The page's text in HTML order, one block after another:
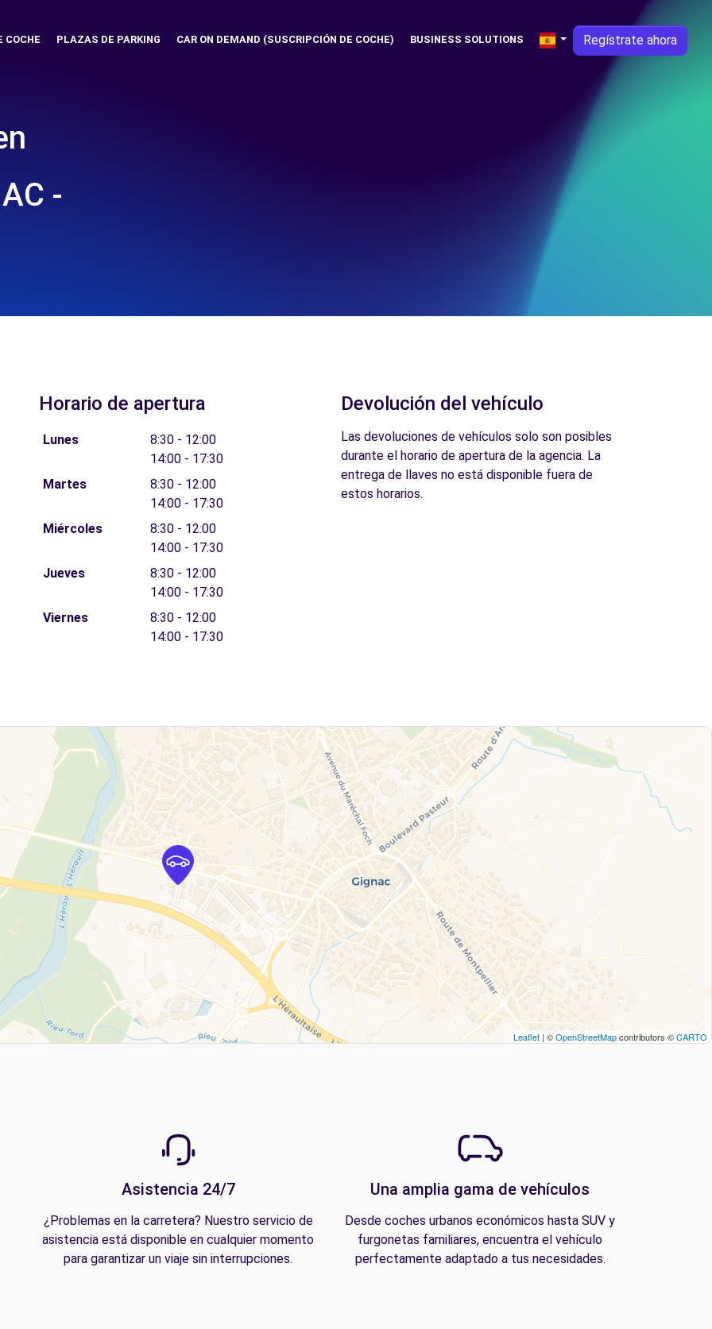
COCHE PLAZAS DE PARKING CAR ON DEMAND (SUSCRIPCIÓN DE COCHE) BUSINESS SOLUTIONS Regístrate ahora
-
Horario de apertura
Lunes
8:30 - 12:00
14:00 - 17:30
Martes
8:30 - 12:00
14:00 - 17:30
Miércoles
8:30 - 12:00
14:00 - 17:30
Jueves
8:30 - 12:00
14:00 - 17:30
Viernes
8:30 - 12:00
14:00 - 17:30
Devolución del vehículo
Las devoluciones de vehículos solo son posibles
durante el horario de apertura de la agencia. La
entrega de llaves no está disponible fuera de
estos horarios.
Leaflet | ©OpenStreetMapcontributors ©CARTO
Asistencia 24/7
¿Problemas en la carretera? Nuestro servicio de
asistencia está disponible en cualquier momento
para garantizar un viaje sin interrupciones.
Una amplia gama de vehículos
Desde coches urbanos económicos hasta SUV y
furgonetas familiares, encuentra el vehículo
perfectamente adaptado a tus necesidades.